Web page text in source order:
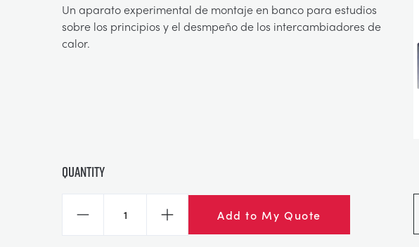
Un aparato experimental de montaje en banco para estudios
sobre los principios y el desmpeño de los intercambiadores de
calor.
Quantity
Decrease Increase Add to My Quote